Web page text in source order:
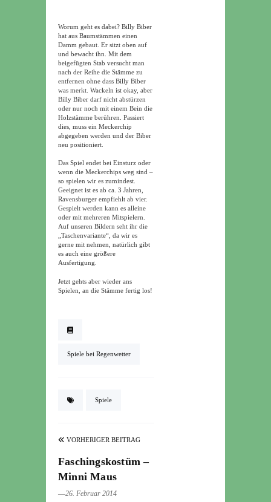
Worum geht es dabei? Billy Biber
hat aus Baumstämmen einen
Damm gebaut. Er sitzt oben auf
und bewacht ihn. Mit dem
beigefügten Stab versucht man
nach der Reihe die Stämme zu
entfernen ohne dass Billy Biber
was merkt. Wackeln ist okay, aber
Billy Biber darf nicht abstürzen
oder nur noch mit einem Bein die
Holzstämme berühren. Passiert
dies, muss ein Meckerchip
abgegeben werden und der Biber
neu positioniert.
Das Spiel endet bei Einsturz oder
wenn die Meckerchips weg sind –
so spielen wir es zumindest.
Geeignet ist es ab ca. 3 Jahren,
Ravensburger empfiehlt ab vier.
Gespielt werden kann es alleine
oder mit mehreren Mitspielern.
Auf unseren Bildern seht ihr die
„Taschenvariante“, da wir es
gerne mit nehmen, natürlich gibt
es auch eine größere
Ausfertigung.
Jetzt gehts aber wieder ans
Spielen, an die Stämme fertig los!
Spiele bei Regenwetter
Spiele
VORHERIGER BEITRAG
Faschingskostüm –
Minni Maus
―26. Februar 2014